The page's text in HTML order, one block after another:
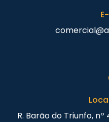
R. Barão do Triunfo, nº